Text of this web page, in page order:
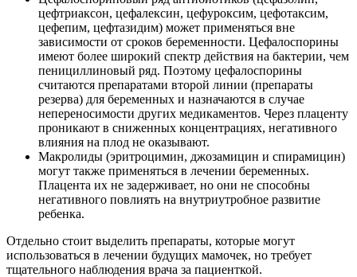
цефтриаксон, цефалексин, цефуроксим, цефотаксим,
цефепим, цефтазидим) может применяться вне
зависимости от сроков беременности. Цефалоспорины
имеют более широкий спектр действия на бактерии, чем
пенициллиновый ряд. Поэтому цефалоспорины
считаются препаратами второй линии (препараты
резерва) для беременных и назначаются в случае
непереносимости других медикаментов. Через плаценту
проникают в сниженных концентрациях, негативного
влияния на плод не оказывают.
Макролиды (эритроцимин, джозамицин и спирамицин)
могут также применяться в лечении беременных.
Плацента их не задерживает, но они не способны
негативного повлиять на внутриутробное развитие
ребенка.
Отдельно стоит выделить препараты, которые могут
использоваться в лечении будущих мамочек, но требует
тщательного наблюдения врача за пациенткой.